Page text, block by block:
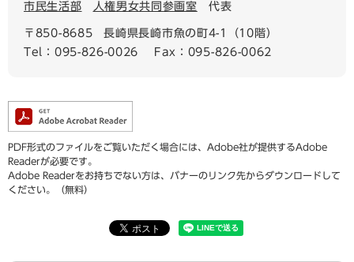
市民生活部 人権男女共同参画室 代表
〒850-8685
長崎県長崎市魚の町4-1（10階）
Tel：095-826-0026
Fax：095-826-0062
PDF形式のファイルをご覧いただく場合には、Adobe社が提供するAdobe
Readerが必要です。
Adobe Readerをお持ちでない方は、バナーのリンク先からダウンロードして
ください。（無料）